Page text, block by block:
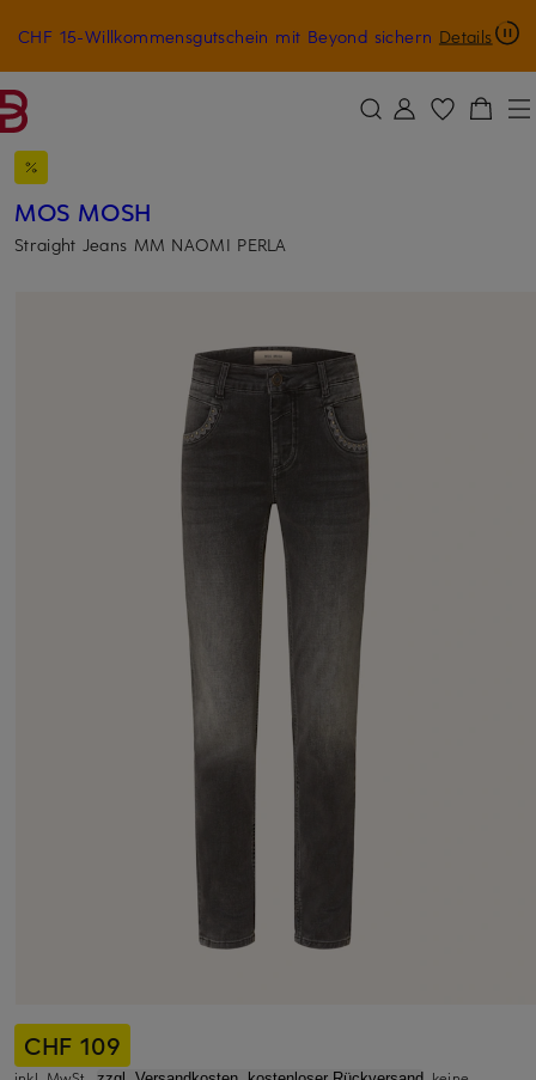
ZUM HAUPTINHALT ÜBERSPRINGEN ZUM SUCHFELD ÜBERSPRINGEN
CHF 15-Willkommensgutschein mit Beyond sichern Details
MOS MOSH
Straight Jeans MM NAOMI PERLA
CHF 109